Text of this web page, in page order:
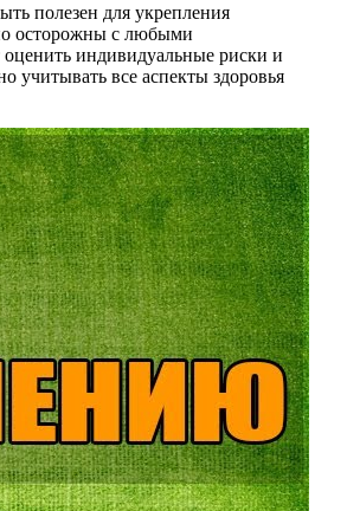
полезен для укрепления
осторожны с любыми
индивидуальные риски и
учитывать все аспекты здоровья